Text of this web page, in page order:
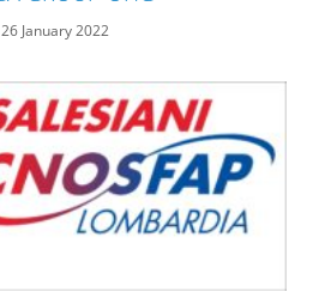
26 January 2022